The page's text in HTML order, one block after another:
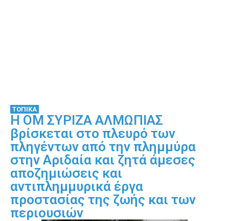
ΤΟΠΙΚΑ
Η ΟΜ ΣΥΡΙΖΑ ΑΛΜΩΠΙΑΣ
βρίσκεται στο πλευρό των
πληγέντων από την πλημμύρα
στην Αριδαία και ζητά άμεσες
αποζημιώσεις και
αντιπλημμυρικά έργα
προστασίας της ζωής και των
περιουσιών